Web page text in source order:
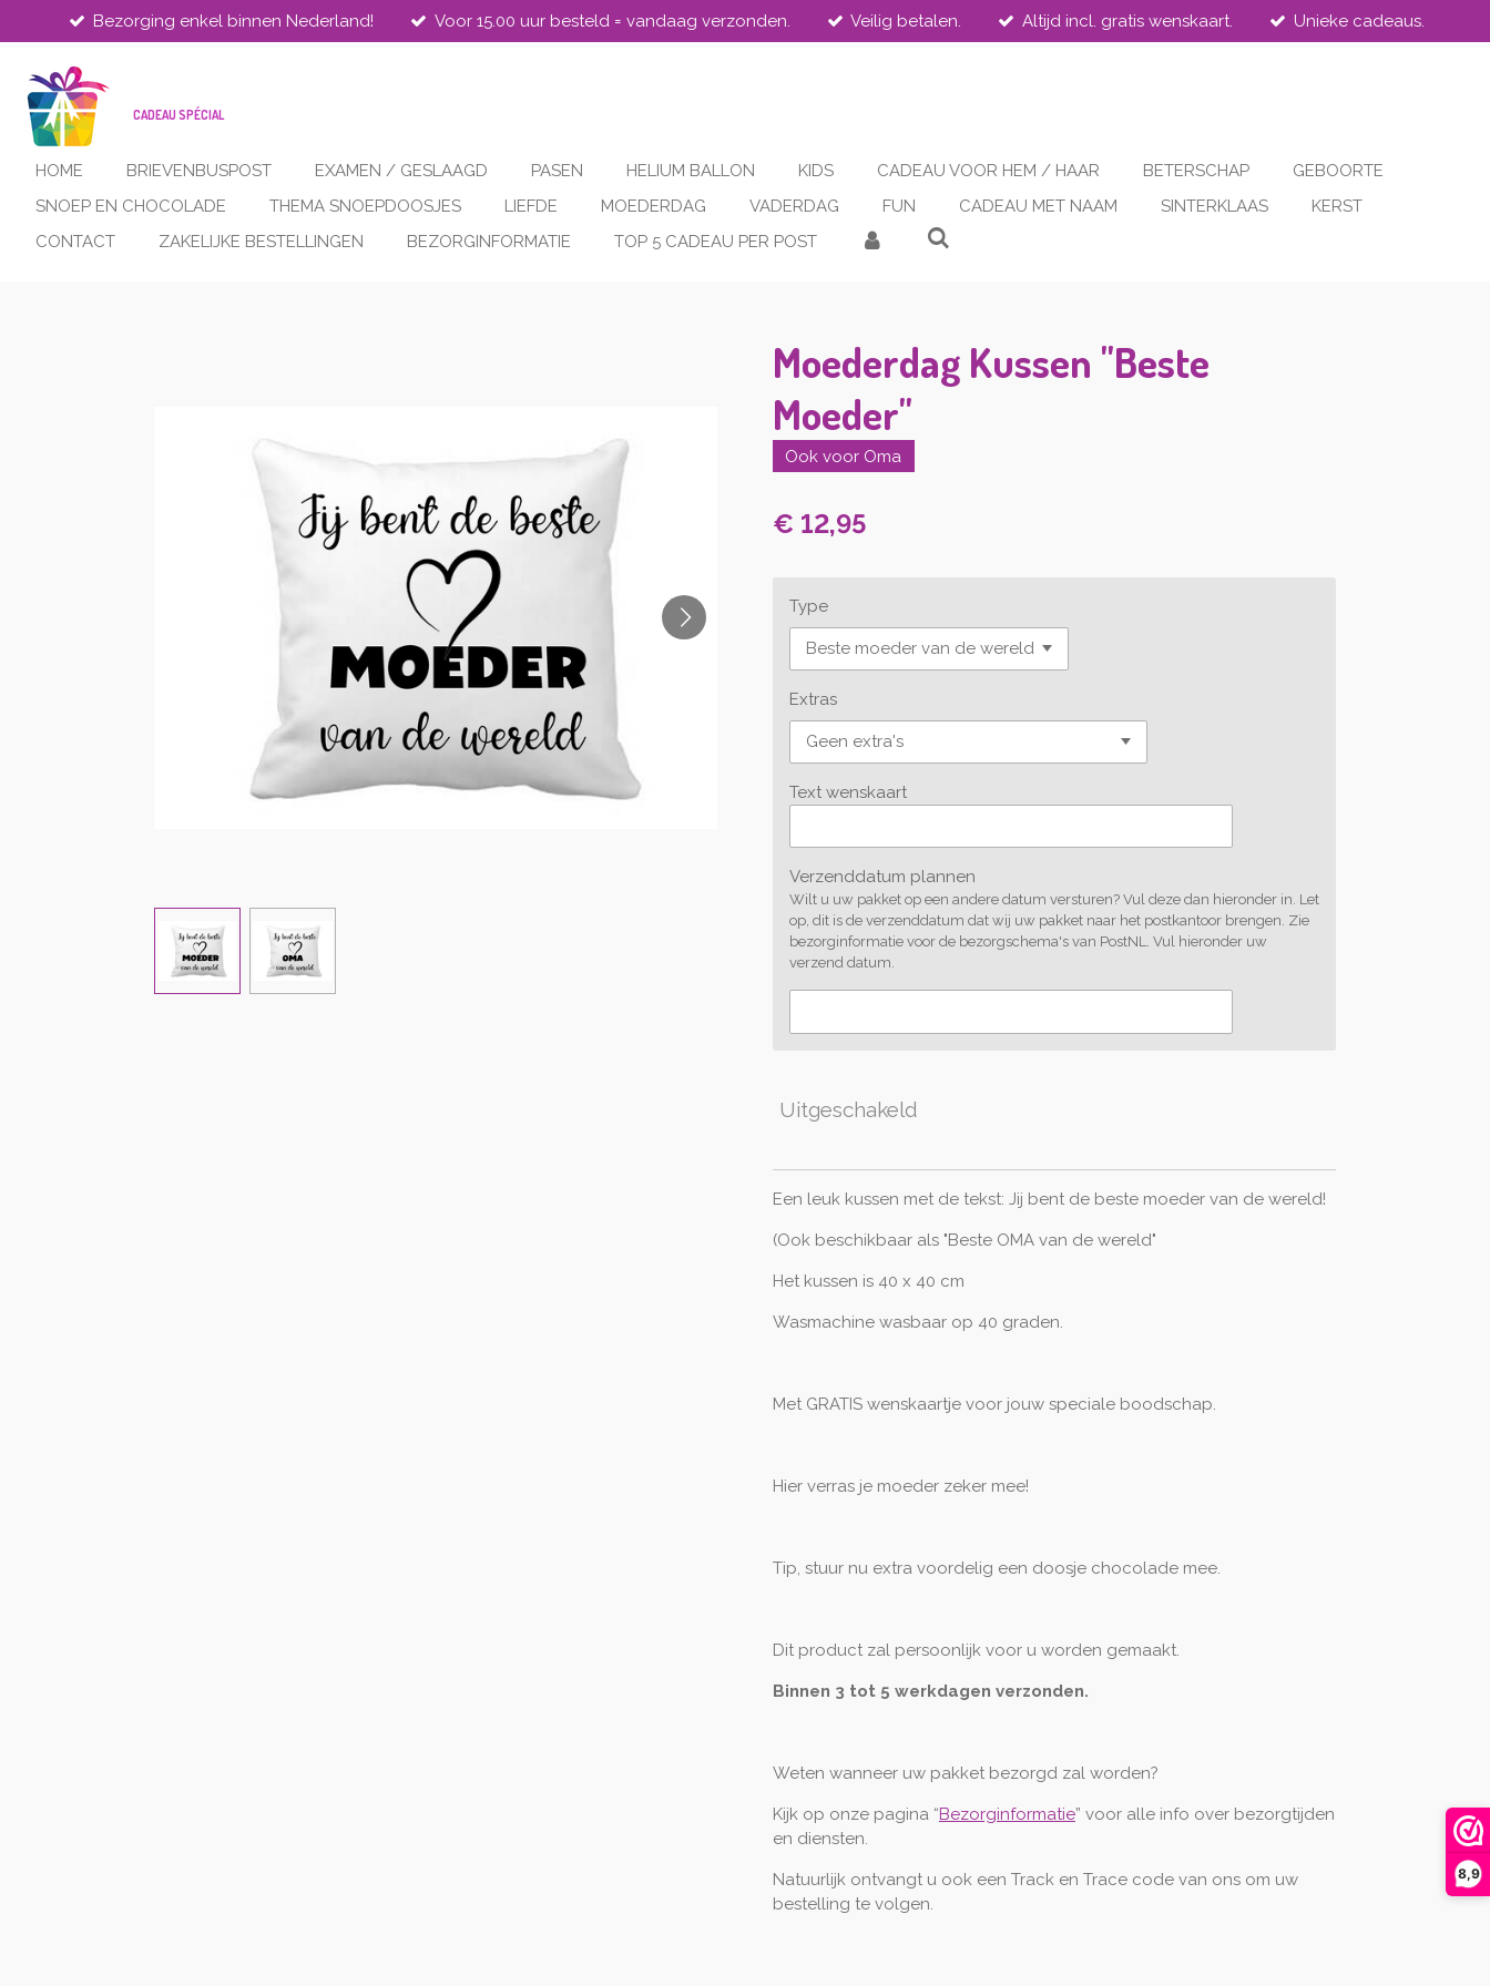
8,9
direct
naar
de
hoofdinhoud
Bezorging enkel binnen Nederland! Voor 15.00 uur besteld = vandaag verzonden. Veilig betalen. Altijd incl. gratis wenskaart. Unieke cadeaus.
CADEAU SPÉCIAL
HOME BRIEVENBUSPOST EXAMEN / GESLAAGD PASEN HELIUM BALLON KIDS CADEAU VOOR HEM / HAAR BETERSCHAP
GEBOORTE
SNOEP EN CHOCOLADE
THEMA SNOEPDOOSJES LIEFDE MOEDERDAG VADERDAG FUN CADEAU MET NAAM SINTERKLAAS
KERST
CONTACT
ZAKELIJKE BESTELLINGEN BEZORGINFORMATIE TOP 5 CADEAU PER POST
Moederdag Kussen "Beste
Moeder"
Ook voor Oma
€ 12,95
Type
Extras
Text wenskaart
Verzenddatum plannen
Wilt u uw pakket op een andere datum versturen? Vul deze dan hieronder in. Let
op, dit is de verzenddatum dat wij uw pakket naar het postkantoor brengen. Zie
bezorginformatie voor de bezorgschema's van PostNL. Vul hieronder uw
verzend datum.
Uitgeschakeld
Een leuk kussen met de tekst: Jij bent de beste moeder van de wereld!
(Ook beschikbaar als "Beste OMA van de wereld"
Het kussen is 40 x 40 cm
Wasmachine wasbaar op 40 graden.
Met GRATIS wenskaartje voor jouw speciale boodschap.
Hier verras je moeder zeker mee!
Tip, stuur nu extra voordelig een doosje chocolade mee.
Dit product zal persoonlijk voor u worden gemaakt.
Binnen 3 tot 5 werkdagen verzonden.
Weten wanneer uw pakket bezorgd zal worden?
Kijk op onze pagina “Bezorginformatie” voor alle info over bezorgtijden
en diensten.
Natuurlijk ontvangt u ook een Track en Trace code van ons om uw
bestelling te volgen.